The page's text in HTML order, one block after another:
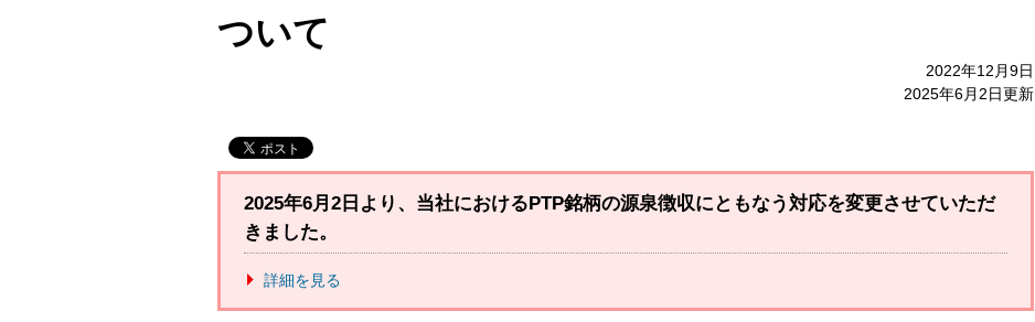
ついて
2022年12月9日
2025年6月2日更新
2025年6月2日より、当社におけるPTP銘柄の源泉徴収にともなう対応を変更させていただ
きました。
詳細を見る